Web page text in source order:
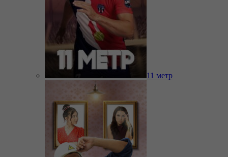
11 метр